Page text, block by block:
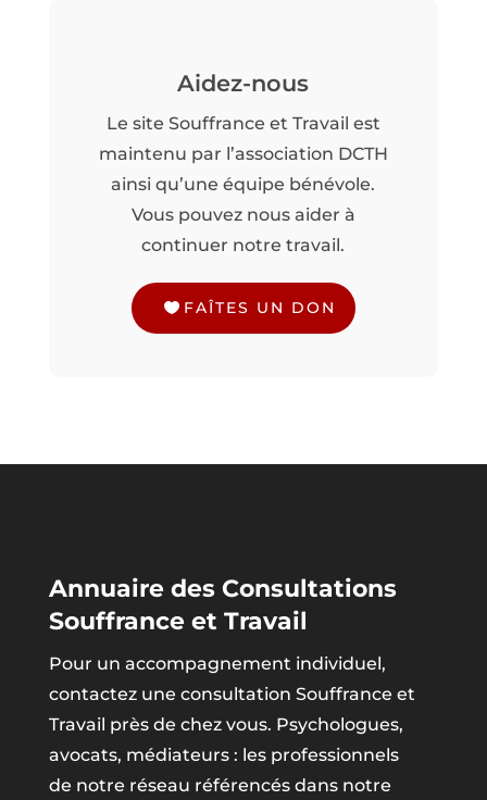
Aidez-nous
Le site Souffrance et Travail est
maintenu par l’association DCTH
ainsi qu’une équipe bénévole.
Vous pouvez nous aider à
continuer notre travail.
FAÎTES UN DON
Annuaire des Consultations
Souffrance et Travail
Pour un accompagnement individuel,
contactez une consultation Souffrance et
Travail près de chez vous. Psychologues,
avocats, médiateurs : les professionnels
de notre réseau référencés dans notre